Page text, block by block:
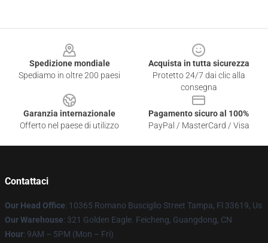
Spedizione mondiale
Spediamo in oltre 200 paesi
Acquista in tutta sicurezza
Protetto 24/7 dai clic alla
consegna
Garanzia internazionale
Offerto nel paese di utilizzo
Pagamento sicuro al 100%
PayPal / MasterCard / Visa
Contattaci
Our Head Office: 10365 Romano Busciglio Street Tampa, Fl 33619, Us
Our Warehouse: 321 Golden Eagle. Feicheng, Guangdong, CN
Hour: 9AM – 5PM (Mon – Fri)